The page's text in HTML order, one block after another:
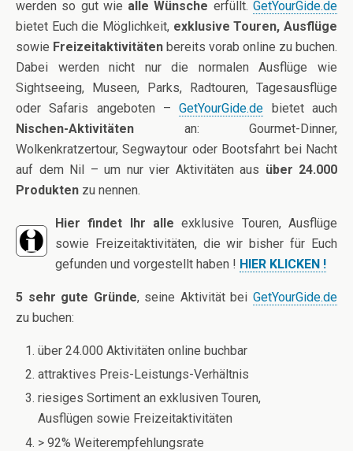
werden so gut wie alle Wünsche erfüllt.GetYourGide.de
bietet Euch die Möglichkeit, exklusive Touren, Ausflüge
sowie Freizeitaktivitäten bereits vorab online zu buchen.
Dabei werden nicht nur die normalen Ausflüge wie
Sightseeing, Museen, Parks, Radtouren, Tagesausflüge
oder Safaris angeboten –GetYourGide.de bietet auch
Nischen-Aktivitäten an: Gourmet-Dinner,
Wolkenkratzertour, Segwaytour oder Bootsfahrt bei Nacht
auf dem Nil – um nur vier Aktivitäten aus über 24.000
Produkten zu nennen.
Hier findet Ihr alle exklusive Touren, Ausflüge
sowie Freizeitaktivitäten, die wir bisher für Euch
gefunden und vorgestellt haben ! HIER KLICKEN !
5 sehr gute Gründe, seine Aktivität beiGetYourGide.de
zu buchen:
über 24.000 Aktivitäten online buchbar
attraktives Preis-Leistungs-Verhältnis
riesiges Sortiment an exklusiven Touren,
Ausflügen sowie Freizeitaktivitäten
> 92% Weiterempfehlungsrate